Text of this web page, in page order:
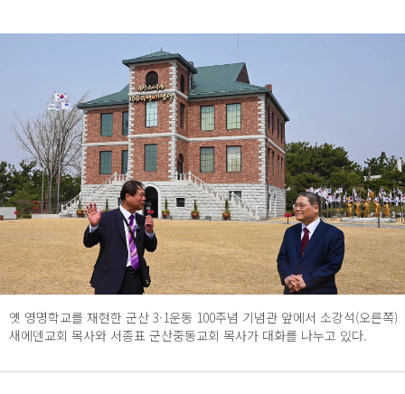
옛 영명학교를 재현한 군산 3·1운동 100주념 기념관 앞에서 소강석(오른쪽)
새에덴교회 목사와 서종표 군산중동교회 목사가 대화를 나누고 있다.